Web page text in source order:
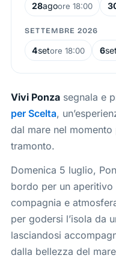
28agoore 18:00
SETTEMBRE 2026
4setore 18:00 6set
Vivi Ponzasegnala e
per Scelta,
dal mare nel
tramonto.
Domenica 5 luglio,
bordo per un aperitivo
compagnia e
per godersi l’isola da
lasciandosi
dalla bellezza del